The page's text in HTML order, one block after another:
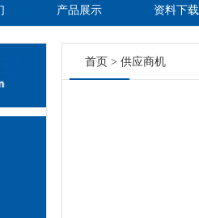
产品展示 资料下载
首页 > 供应商机